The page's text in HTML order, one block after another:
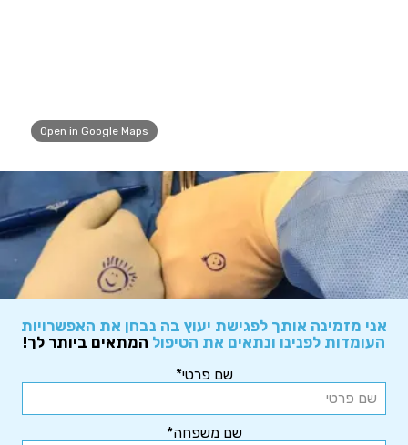
Open in Google Maps
אני מזמינה אותך לפגישת יעוץ בה נבחן את האפשרויות
העומדות לפנינו ונתאים את הטיפול המתאים ביותר לך!
שם פרטי*
שם משפחה*